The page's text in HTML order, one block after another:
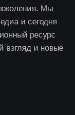
Мы
и сегодня
ресурс
взгляд и новые